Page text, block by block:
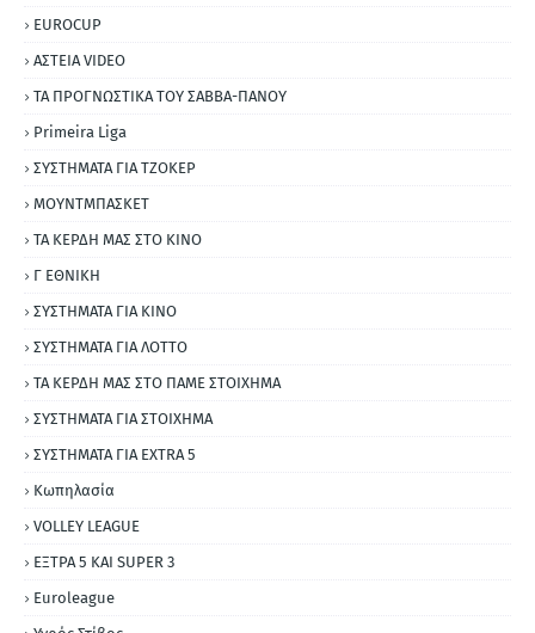
EUROCUP
ΑΣΤΕΙΑ VIDEO
ΤΑ ΠΡΟΓΝΩΣΤΙΚΑ ΤΟΥ ΣΑΒΒΑ-ΠΑΝΟΥ
Primeira Liga
ΣΥΣΤΗΜΑΤΑ ΓΙΑ ΤΖΟΚΕΡ
ΜΟΥΝΤΜΠΑΣΚΕΤ
ΤΑ ΚΕΡΔΗ ΜΑΣ ΣΤΟ ΚΙΝΟ
Γ ΕΘΝΙΚΗ
ΣΥΣΤΗΜΑΤΑ ΓΙΑ ΚΙΝΟ
ΣΥΣΤΗΜΑΤΑ ΓΙΑ ΛΟΤΤΟ
ΤΑ ΚΕΡΔΗ ΜΑΣ ΣΤΟ ΠΑΜΕ ΣΤΟΙΧΗΜΑ
ΣΥΣΤΗΜΑΤΑ ΓΙΑ ΣΤΟΙΧΗΜΑ
ΣΥΣΤΗΜΑΤΑ ΓΙΑ ΕΧΤRΑ 5
Κωπηλασία
VOLLEY LEAGUE
ΕΞΤΡΑ 5 ΚΑΙ SUPER 3
Εuroleague